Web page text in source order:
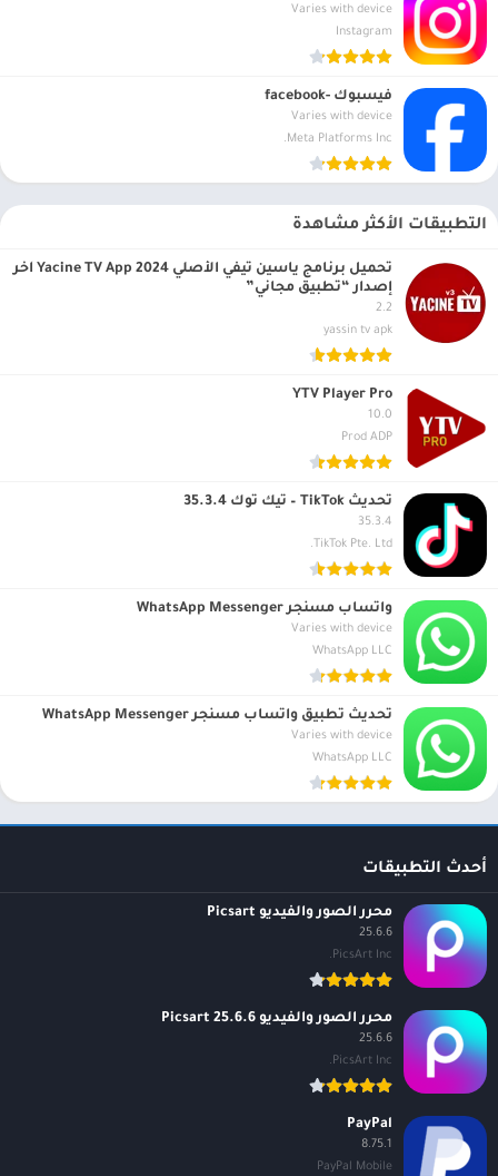
Varies with device
Instagram
فيسبوك -facebook
Varies with device
Meta Platforms Inc.
التطبيقات الأكثر مشاهدة
تحميل برنامج ياسين تيفي الأصلي 2024 Yacine TV App آخر
إصدار “تطبيق مجاني”
2.2
yassin tv apk
YTV Player Pro
10.0
Prod ADP
تحديث TikTok – تيك توك 35.3.4
35.3.4
TikTok Pte. Ltd.
واتساب مسنجر WhatsApp Messenger
Varies with device
WhatsApp LLC
تحديث تطبيق واتساب مسنجر WhatsApp Messenger
Varies with device
WhatsApp LLC
أحدث التطبيقات
محرر الصور والفيديو Picsart
25.6.6
PicsArt Inc.
محرر الصور والفيديو Picsart 25.6.6
25.6.6
PicsArt Inc.
PayPal
8.75.1
PayPal Mobile